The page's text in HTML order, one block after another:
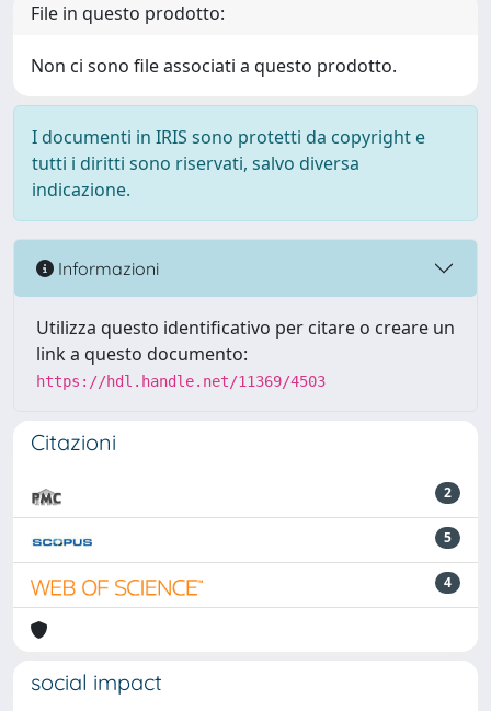
File in questo prodotto:
Non ci sono file associati a questo prodotto.
I documenti in IRIS sono protetti da copyright e
tutti i diritti sono riservati, salvo diversa
indicazione.
Informazioni
Utilizza questo identificativo per citare o creare un
link a questo documento:
https://hdl.handle.net/11369/4503
Citazioni
2
5
4
social impact